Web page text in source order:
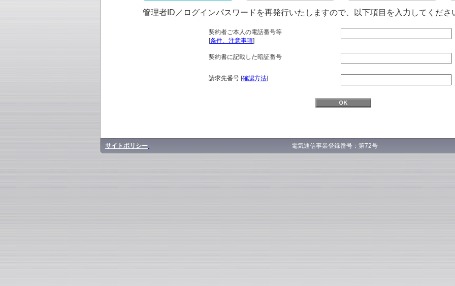
管理者ID／ログインパスワードを再発行いたしますので、以下項目を入力してくださ
契約者ご本人の電話番号等
[条件、注意事項]
契約書に記載した暗証番号
請求先番号 [確認方法]
サイトポリシー 電気通信事業登録番号：第72号